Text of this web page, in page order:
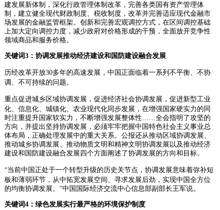
建发展新体制，深化行政管理体制改革，完善各类国有资产管理体
制，建立健全现代财政制度、税收制度，改革并完善适应现代金融市
场发展的金融监管框架。创新和完善宏观调控方式，在区间调控基础
上加大定向调控力度，减少政府对价格形成的干预，全面放开竞争性
领域商品和服务价格。
关键词3：协调发展推动经济建设和国防建设融合发展
历经改革开放30多年的高速发展，中国正面临着一系列不平衡、不协
调、不可持续的问题。
重点促进城乡区域协调发展，促进经济社会协调发展，促进新型工业
化、信息化、城镇化、农业现代化同步发展，在增强国家硬实力的同
时注重提升国家软实力，不断增强发展整体性……全会指明了攻坚的
方向，并提出坚持协调发展，必须牢牢把握中国特色社会主义事业总
体布局，正确处理发展中的重大关系。公报还从推动区域协调发展、
推动城乡协调发展、推动物质文明和精神文明协调发展以及推动经济
建设和国防建设融合发展四个方面阐述了协调发展的方向和目标。
“当前中国正处于一个转型升级的历史关节点，协调发展意味着弥补短
板和薄弱环节，从中拓宽发展空间、寻求发展后劲，实现中国全方位
的均衡协调发展。”中国国际经济交流中心信息部副部长王军说。
关键词4：绿色发展实行最严格的环境保护制度